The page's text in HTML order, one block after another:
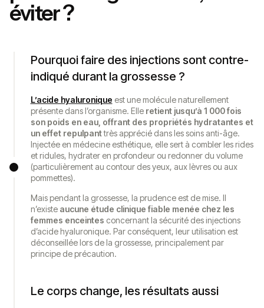
éviter ?
Pourquoi faire des injections sont contre-
indiqué durant la grossesse ?
L’acide hyaluronique est une molécule naturellement
présente dans l’organisme. Elle retient jusqu’à 1 000 fois
son poids en eau, offrant des propriétés hydratantes et
un effet repulpanttrès apprécié dans les soins anti-âge.
Injectée en médecine esthétique, elle sert à combler les rides
et ridules, hydrater en profondeur ou redonner du volume
(particulièrement au contour des yeux, aux lèvres ou aux
pommettes).
Mais pendant la grossesse, la prudence est de mise. Il
n’existe aucune étude clinique fiable menée chez les
femmes enceintes concernant la sécurité des injections
d’acide hyaluronique. Par conséquent, leur utilisation est
déconseillée lors de la grossesse, principalement par
principe de précaution.
Le corps change, les résultats aussi